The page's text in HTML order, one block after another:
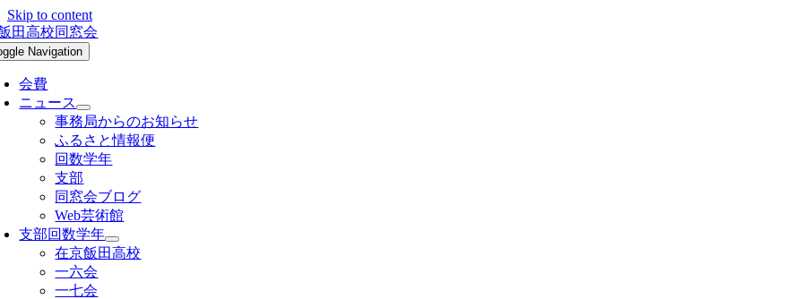
Skip to content
Navigation
会費
ニュース
事務局からのお知らせ
ふるさと情報便
回数学年
支部
同窓会ブログ
Web芸術館
支部回数学年
在京飯田高校
一六会
一七会